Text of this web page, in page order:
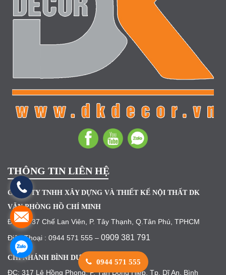
THÔNG TIN LIÊN HỆ
CÔNG TY TNHH XÂY DỰNG VÀ THIẾT KẾ NỘI THẤT DK
VĂN PHÒNG HỒ CHÍ MINH
ĐC: 38/37 Chế Lan Viên, P. Tây Thạnh, Q.Tân Phú, TPHCM
Điện Thoại : 0944 571 555 – 0909 381 791
CHI NHÁNH BÌNH DƯƠNG
ĐC: 317 Lê Hồng Phong, P. Tân Đông Hiệp, Tp. Dĩ An, Bình
0944 571 555